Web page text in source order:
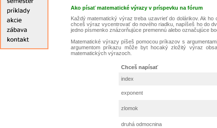
Ako písať matematické výrazy v príspevku na fórum
Každý matematický výraz treba uzavrieť do dolárikov. Ak
chceš výraz vycentrovať do nového riadku, napíšeš ho do
jedno písmenko znázorňujúce premennú alebo označujúce
Matematické výrazy píšeš pomocou príkazov s
argumentom príkazu môže byt hocaký zložitý výraz
matematických výrazoch.
Chceš napísať
index
exponent
zlomok
druhá odmocnina